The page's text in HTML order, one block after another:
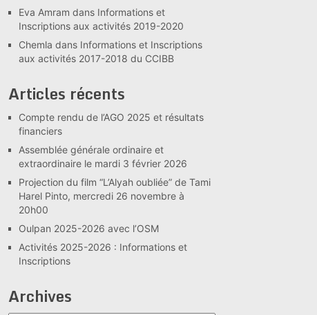
Eva Amram dans Informations et
Inscriptions aux activités 2019-2020
Chemla dans Informations et Inscriptions
aux activités 2017-2018 du CCIBB
Articles récents
Compte rendu de l’AGO 2025 et résultats
financiers
Assemblée générale ordinaire et
extraordinaire le mardi 3 février 2026
Projection du film “L’Alyah oubliée” de Tami
Harel Pinto, mercredi 26 novembre à
20h00
Oulpan 2025-2026 avec l’OSM
Activités 2025-2026 : Informations et
Inscriptions
Archives